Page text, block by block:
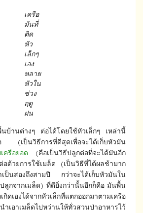
เครือ
มันที่
ติด
หัว
เล็กๆ
เอง
หลาย
หัวใน
ช่วง
ฤดู
ฝน
บ้านต่างๆ ต่อได้โดยใช้หัวเล็กๆ เหล่านี้
(เป็นวิธีการที่ดีสุดเพื่อจะได้เก็บหัวมัน
ครือยอด (คือเป็นวิธีปลูกต่อที่จะได้มันอีก
ด้วยการใช้เมล็ด (เป็นวิธีที่ได้ผลช้ามาก
ป็นสองถึงสามปี กว่าจะได้เก็บหัวมันใน
ลูกจากเมล็ด) ที่ดียิ่งกว่านั้นอีกก็คือ มันพื้น
เองได้จากหัวเล็กที่แตกออกมาตามเครือ
อาเมล็ดไปหว่านให้ทั่วสวนป่าอาหารไว้